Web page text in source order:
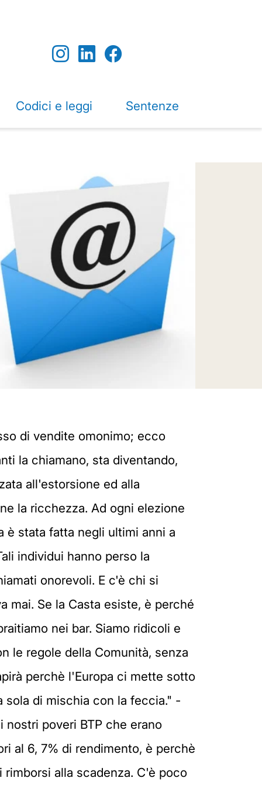
Codici e leggi Sentenze
di vendite omonimo; ecco
la chiamano, sta diventando,
all'estorsione ed alla
la ricchezza. Ad ogni elezione
è stata fatta negli ultimi anni a
individui hanno perso la
onorevoli. E c'è chi si
mai. Se la Casta esiste, è perché
nei bar. Siamo ridicoli e
le regole della Comunità, senza
perchè l'Europa ci mette sotto
sola di mischia con la feccia." -
nostri poveri BTP che erano
al 6, 7% di rendimento, è perchè
alla scadenza. C'è poco